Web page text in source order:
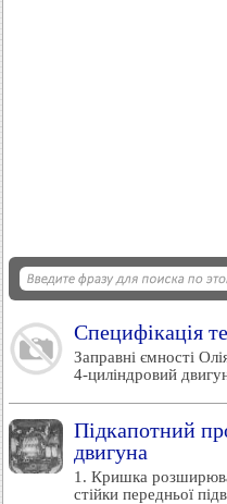
Специфікація
Заправні ємності
4-циліндровий
Підкапотний
двигуна
1. Кришка
стійки передньої